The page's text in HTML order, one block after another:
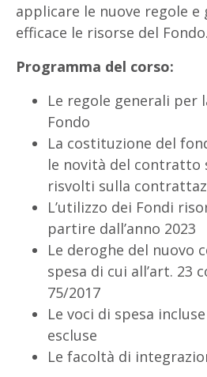
applicare le nuove regole
efficace le risorse del Fondo.
Programma del corso:
Le regole generali per
Fondo
La costituzione del
le novità del contratto
risvolti sulla
L’utilizzo dei Fondi
partire dall’anno 2023
Le deroghe del
spesa di cui all’art. 23
75/2017
Le voci di spesa
escluse
Le facoltà di